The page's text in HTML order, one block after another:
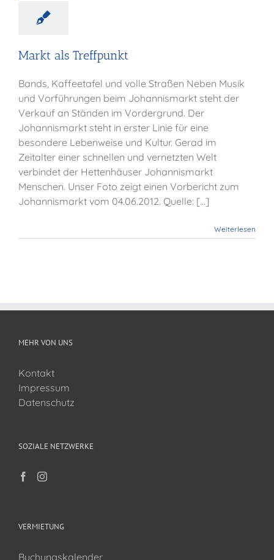
Markt als Treffpunkt
Bands, Kaffeetafel und volle Straßen Neben Musik
und Vorführungen beim Johannismarkt steht der
Verkauf an Ständen im Vordergrund. Der
Johannismarkt steht in erster Linie für eine
besondere Lebenweise und Kultur. Gerad im
Zeitalter einer schnellen und vernetzten Welt
verbindet der Hettenhäuser Johannismarkt
Menschen. Unser Foto zeigt einen Vorbericht zum
Johannismarkt vom 04.06.2012. Quelle: [...]
Weiterlesen
MEHR VON UNS
Kontakt
Impressum
Datenschutz
SOZIALE NETZWERKE
VERMIETUNG
Buchungskalender